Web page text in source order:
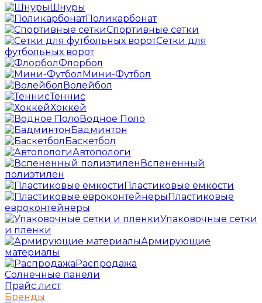
Шнуры
Поликарбонат
Спортивные сетки
Сетки для
футбольных ворот
Флорбол
Мини-Футбол
Волейбол
Теннис
Хоккей
Водное Поло
Бадминтон
Баскетбол
Автопологи
Вспененный
полиэтилен
Пластиковые емкости
Пластиковые
евроконтейнеры
Упаковочные сетки
и пленки
Армирующие
материалы
Распродажа
Солнечные панели
Прайс лист
Бренды